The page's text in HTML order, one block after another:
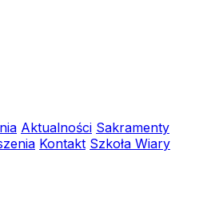
Aktualności Sakramenty
Kontakt Szkoła Wiary